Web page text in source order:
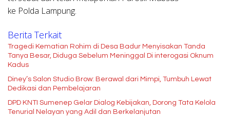
ke Polda Lampung.
Berita Terkait
Tragedi Kematian Rohim di Desa Badur Menyisakan Tanda
Tanya Besar, Diduga Sebelum Meninggal Di interogasi Oknum
Kadus
Diney’s Salon Studio Brow: Berawal dari Mimpi, Tumbuh Lewat
Dedikasi dan Pembelajaran
DPD KNTI Sumenep Gelar Dialog Kebijakan, Dorong Tata Kelola
Tenurial Nelayan yang Adil dan Berkelanjutan